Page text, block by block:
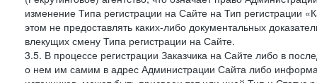
изменение Типа регистрации на Сайте на Тип регистрации
этом не предоставлять каких-либо документальных
влекущих смену Типа регистрации на Сайте.
3.5. В процессе регистрации Заказчика на Сайте либо в
о нем им самим в адрес Администрации Сайта либо